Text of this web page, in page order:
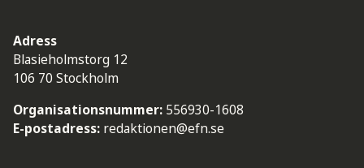
Adress
Blasieholmstorg 12
106 70 Stockholm
Organisationsnummer: 556930-1608
E-postadress: redaktionen@efn.se